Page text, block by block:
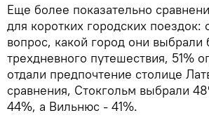
Еще более показательно
для коротких городских поездок:
вопрос, какой город они выбрали
трехдневного путешествия, 51%
отдали предпочтение столице
сравнения, Стокгольм выбрали
44%, а Вильнюс - 41%.